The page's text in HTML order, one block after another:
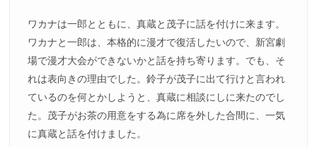
ワカナは一郎とともに、真蔵と茂子に話を付けに来ます。
ワカナと一郎は、本格的に漫才で復活したいので、新宮劇
場で漫才大会ができないかと話を持ち寄ります。でも、そ
れは表向きの理由でした。鈴子が茂子に出て行けと言われ
ているのを何とかしようと、真蔵に相談にしに来たのでし
た。茂子がお茶の用意をする為に席を外した合間に、一気
に真蔵と話を付けました。